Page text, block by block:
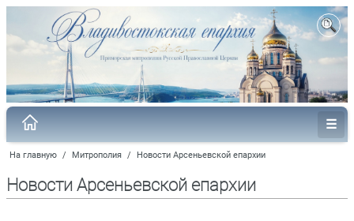
На главную / Митрополия / Новости Арсеньевской епархии
Новости Арсеньевской епархии